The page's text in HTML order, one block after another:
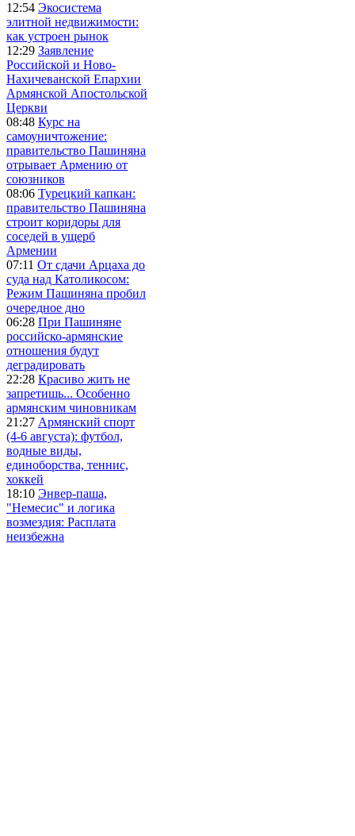
12:54 Экосистема
элитной недвижимости:
как устроен рынок
12:29 Заявление
Российской и Ново-
Нахичеванской Епархии
Армянской Апостольской
Церкви
08:48 Курс на
самоуничтожение:
правительство Пашиняна
отрывает Армению от
союзников
08:06 Турецкий капкан:
правительство Пашиняна
строит коридоры для
соседей в ущерб
Армении
07:11 От сдачи Арцаха до
суда над Католикосом:
Режим Пашиняна пробил
очередное дно
06:28 При Пашиняне
российско-армянские
отношения будут
деградировать
22:28 Красиво жить не
запретишь... Особенно
армянским чиновникам
21:27 Армянский спорт
(4-6 августа): футбол,
водные виды,
единоборства, теннис,
хоккей
18:10 Энвер-паша,
"Немесис" и логика
возмездия: Расплата
неизбежна